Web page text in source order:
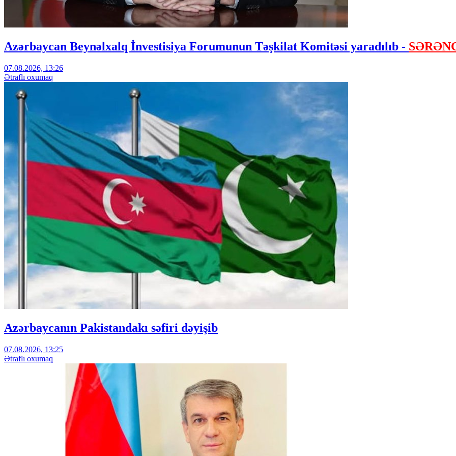
Azərbaycan Beynəlxalq İnvestisiya Forumunun Təşkilat Komitəsi yaradılıb -
07.08.2026, 13:26
Ətraflı oxumaq
Azərbaycanın Pakistandakı səfiri dəyişib
07.08.2026, 13:25
Ətraflı oxumaq